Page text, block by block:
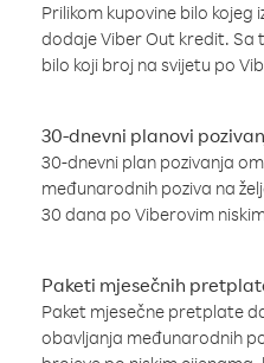
Prilikom kupovine bilo kojeg
dodaje Viber Out kredit.
bilo koji broj na svijetu po
30-dnevni planovi
30-dnevni plan pozivanja
međunarodnih poziva na
30 dana po Viberovim
Paketi mjesečnih
Paket mjesečne pretplate
obavljanja međunarodnih